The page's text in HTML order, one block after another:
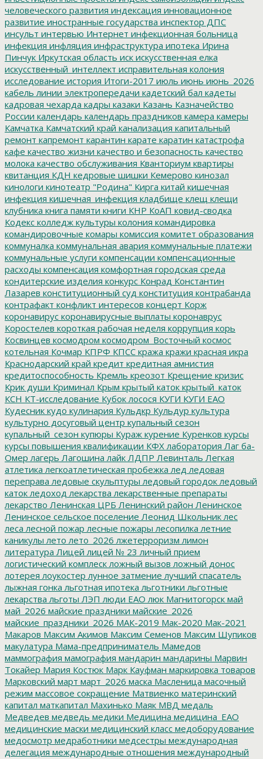
человеческого развития индексация инновационное
развитие иностранные государства инспектор ДПС
инсульт интервью Интернет инфекционная больница
инфекция инфляция инфраструктура ипотека Ирина
Пинчук Иркутская область иск искусственная елка
искусственный_интеллект исправительная колония
исследование история Итоги-2017 июль июнь июнь_2026
кабель линии электропередачи кадетский бал кадеты
кадровая чехарда кадры казаки Казань Казначейство
России календарь календарь праздников камера камеры
Камчатка Камчатский край канализация капитальный
ремонт капремонт карантин карате каратин катастрофа
кафе качество жизни качество и безопасность качество
молока качество обслуживания Кванториум квартиры
квитанция КДН кедровые шишки Кемерово кинозал
кинологи кинотеатр "Родина" Кирга китай кишечная
инфекция кишечная_инфекция кладбище клещ клещи
клубника книга памяти книги КНР КоАП ковид-сводка
Кодекс колледж культуры колония командировка
командировочные комары комиссия комитет образования
коммуналка коммунальная авария коммунальные платежи
коммунальные услуги компенсации компенсационные
расходы компенсация комфортная городская среда
кондитерские изделия конкурс Конрад Константин
Лазарев конституционный суд конституция контрабанда
контрафакт конфликт интересов концерт Корж
коронавирус коронавирусные выплаты коронаврус
Коростелев короткая рабочая неделя коррупция корь
Косвинцев космодром космодром_Восточный космос
котельная Кочмар КПРФ КПСС кража кражи красная икра
Краснодарский край кредит кредитная амнистия
кредитоспособность Кремль креозот Крещение кризис
Крик души Криминал Крым крытый каток крытый_каток
КСН КТ-исследование Кубок лосося КУГИ КУГИ ЕАО
Кудесник кудо кулинария Кульдкр Кульдур культура
культурно досуговый центр купальный сезон
купальный_сезон купюры Кураж курение Куренков курсы
курсы повышения квалификации КФХ лаборатория Лаг ба-
Омер лагерь Лагошина лайк ЛДПР Левинталь Легкая
атлетика легкоатлетическая пробежка лед ледовая
переправа ледовые скульптуры ледовый городок ледовый
каток ледоход лекарства лекарственные препараты
лекарство Ленинская ЦРБ Ленинский район Ленинское
Ленинское сельское поселение Леонид Школьник лес
леса лесной пожар лесные пожары лесопилка летние
каникулы лето лето_2026 лжетерроризм лимон
литература Лицей лицей № 23 личный прием
логистический комплеск ложный вызов ложный донос
лотерея лоукостер лунное затмение лучший спасатель
лыжная гонка льготная ипотека льготники льготные
лекарства льготы ЛЭП люди ЕАО люк Магнитогорск май
май_2026 майские праздники майские_2026
майские_праздники_2026 МАК-2019 Мак-2020 Мак-2021
Макаров Максим Акимов Максим Семенов Максим Шупиков
макулатура Мама-предприниматель Мамедов
маммография мамография мандарин мандарины Марвин
Токайер Мария Костюк Марк Кауфман маркировка товаров
Марковский март март_2026 маска Масленица масочный
режим массовое сокращение Матвиенко материнский
капитал маткапитал Махинько Маяк МВД медаль
Медведев медведь медики Медицина медицина_ЕАО
медицинские маски медицинский класс медоборудование
медосмотр медработники медсестры международная
делегация международные отношения международный